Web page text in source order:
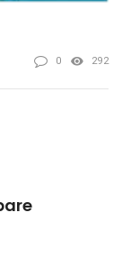
0 292